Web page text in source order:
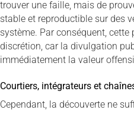
trouver une faille, mais de
stable et reproductible sur des
système. Par conséquent, cette
discrétion, car la divulgation
immédiatement la valeur
Courtiers, intégrateurs et
Cependant, la découverte ne